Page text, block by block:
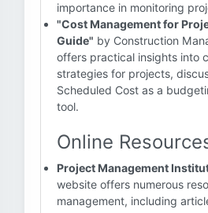
importance in monitoring
"Cost Management for
Guide" by Construction
offers practical insights into
strategies for projects,
Scheduled Cost as a
tool.
Online
Project Management
website offers numerous
management, including